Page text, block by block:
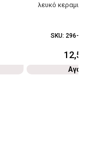
λευκό
SKU: 296-